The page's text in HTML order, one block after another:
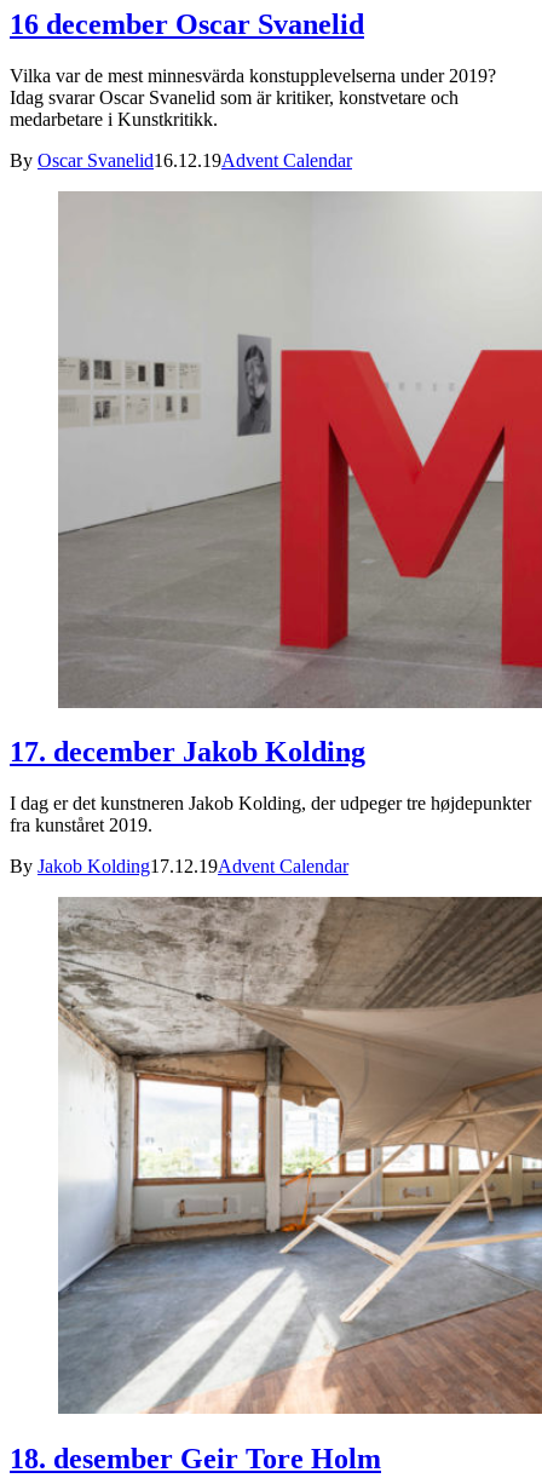
16 december Oscar Svanelid
Vilka var de mest minnesvärda konstupplevelserna under 2019?
Idag svarar Oscar Svanelid som är kritiker, konstvetare och
medarbetare i Kunstkritikk.
By Oscar Svanelid16.12.19Advent Calendar
17. december Jakob Kolding
I dag er det kunstneren Jakob Kolding, der udpeger tre højdepunkter
fra kunståret 2019.
By Jakob Kolding17.12.19Advent Calendar
18. desember Geir Tore Holm